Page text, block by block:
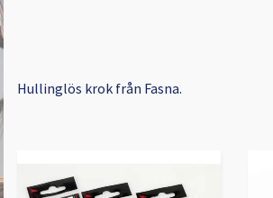
Hullinglös krok från Fasna.